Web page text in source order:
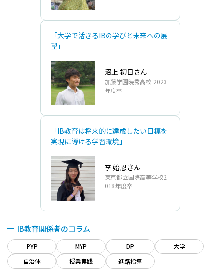
「大学で活きるIBの学びと未来への展
望」
沼上 初日さん
加藤学園暁秀高校 2023
年度卒
「IB教育は将来的に達成したい目標を
実現に導ける学習環境」
李 始恩さん
東京都立国際高等学校2
018年度卒
IB教育関係者のコラム
PYP MYP DP
大学
自治体
授業実践 進路指導